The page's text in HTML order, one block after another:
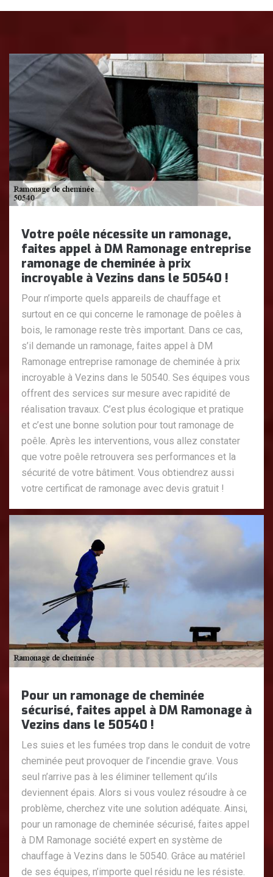
Votre poêle nécessite un ramonage,
faites appel à DM Ramonage entreprise
ramonage de cheminée à prix
incroyable à Vezins dans le 50540 !
Pour n’importe quels appareils de chauffage et
surtout en ce qui concerne le ramonage de poêles à
bois, le ramonage reste très important. Dans ce cas,
s’il demande un ramonage, faites appel à DM
Ramonage entreprise ramonage de cheminée à prix
incroyable à Vezins dans le 50540. Ses équipes vous
offrent des services sur mesure avec rapidité de
réalisation travaux. C’est plus écologique et pratique
et c’est une bonne solution pour tout ramonage de
poêle. Après les interventions, vous allez constater
que votre poêle retrouvera ses performances et la
sécurité de votre bâtiment. Vous obtiendrez aussi
votre certificat de ramonage avec devis gratuit !
Pour un ramonage de cheminée
sécurisé, faites appel à DM Ramonage à
Vezins dans le 50540 !
Les suies et les fumées trop dans le conduit de votre
cheminée peut provoquer de l’incendie grave. Vous
seul n’arrive pas à les éliminer tellement qu’ils
deviennent épais. Alors si vous voulez résoudre à ce
problème, cherchez vite une solution adéquate. Ainsi,
pour un ramonage de cheminée sécurisé, faites appel
à DM Ramonage société expert en système de
chauffage à Vezins dans le 50540. Grâce au matériel
de ses équipes, n’importe quel résidu ne les résiste.